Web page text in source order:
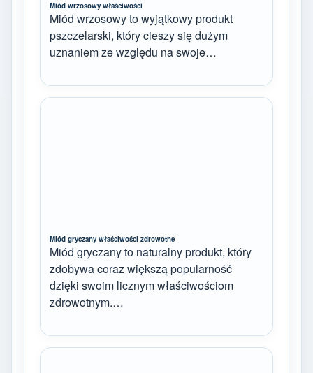
Miód wrzosowy właściwości
Miód wrzosowy to wyjątkowy produkt
pszczelarski, który cieszy się dużym
uznaniem ze względu na swoje…
Miód gryczany właściwości zdrowotne
Miód gryczany to naturalny produkt, który
zdobywa coraz większą popularność
dzięki swoim licznym właściwościom
zdrowotnym.…